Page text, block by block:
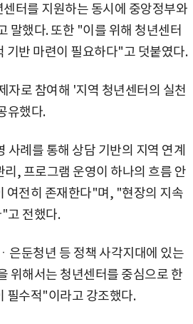
터를 지원하는 동시에 중앙정부와
말했다. 또한 "이를 위해 청년센터
기반 마련이 필요하다"고 덧붙였다.
자로 참여해 '지역 청년센터의 실천
유했다.
례를 통해 상담 기반의 지역 연계
, 프로그램 운영이 하나의 흐름 안
여전히 존재한다"며, "현장의 지속
고 전했다.
은둔청년 등 정책 사각지대에 있는
위해서는 청년센터를 중심으로 한
필수적"이라고 강조했다.